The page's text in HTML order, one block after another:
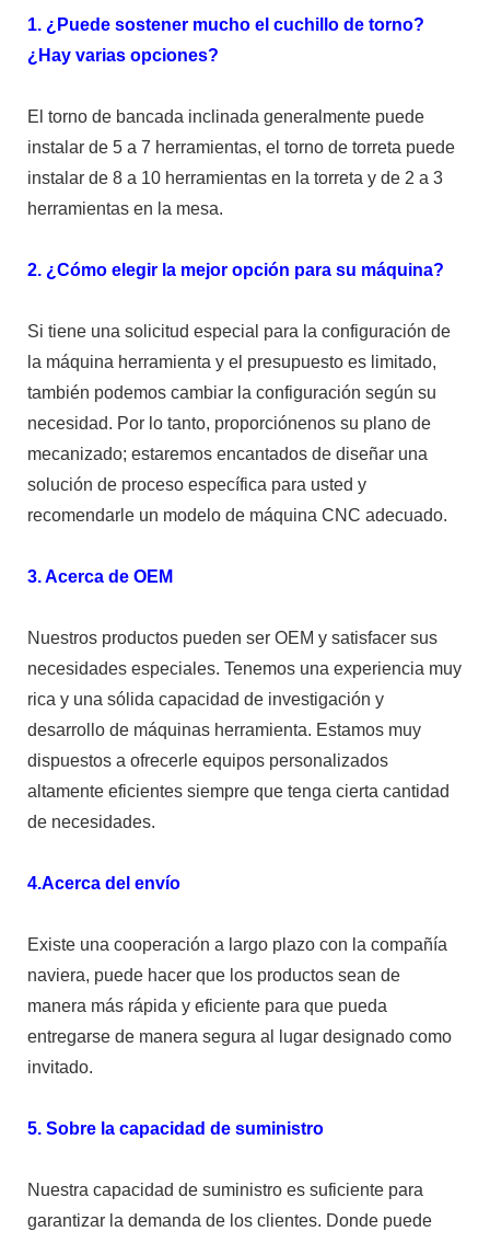
1. ¿Puede sostener mucho el cuchillo de torno?
¿Hay varias opciones?
El torno de bancada inclinada generalmente puede
instalar de 5 a 7 herramientas, el torno de torreta puede
instalar de 8 a 10 herramientas en la torreta y de 2 a 3
herramientas en la mesa.
2. ¿Cómo elegir la mejor opción para su máquina?
Si tiene una solicitud especial para la configuración de
la máquina herramienta y el presupuesto es limitado,
también podemos cambiar la configuración según su
necesidad. Por lo tanto, proporciónenos su plano de
mecanizado; estaremos encantados de diseñar una
solución de proceso específica para usted y
recomendarle un modelo de máquina CNC adecuado.
3. Acerca de OEM
Nuestros productos pueden ser OEM y satisfacer sus
necesidades especiales. Tenemos una experiencia muy
rica y una sólida capacidad de investigación y
desarrollo de máquinas herramienta. Estamos muy
dispuestos a ofrecerle equipos personalizados
altamente eficientes siempre que tenga cierta cantidad
de necesidades.
4.Acerca del envío
Existe una cooperación a largo plazo con la compañía
naviera, puede hacer que los productos sean de
manera más rápida y eficiente para que pueda
entregarse de manera segura al lugar designado como
invitado.
5. Sobre la capacidad de suministro
Nuestra capacidad de suministro es suficiente para
garantizar la demanda de los clientes. Donde puede